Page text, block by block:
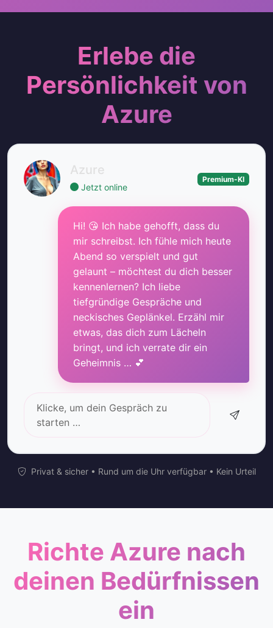
Erlebe die
Persönlichkeit von
Azure
Azure
Jetzt online
Premium-KI
Hi! 😘 Ich habe gehofft, dass du
mir schreibst. Ich fühle mich heute
Abend so verspielt und gut
gelaunt – möchtest du dich besser
kennenlernen? Ich liebe
tiefgründige Gespräche und
neckisches Geplänkel. Erzähl mir
etwas, das dich zum Lächeln
bringt, und ich verrate dir ein
Geheimnis … 💕
Klicke, um dein Gespräch zu
starten …
Privat & sicher • Rund um die Uhr verfügbar • Kein Urteil
Richte Azure nach
deinen Bedürfnissen
ein